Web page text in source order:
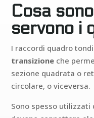
Cosa
servono i
I raccordi quadro
transizione che
sezione quadrata o
circolare, o viceversa.
Sono spesso utilizzati